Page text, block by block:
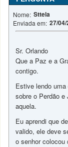
Nome: Sttela
Enviada em: 27/
Sr. Orlando
Que a Paz e a
contigo.
Estive lendo
sobre o Perdão
aquela.
Eu aprendi que
valido, ele deve
o senhor colocou